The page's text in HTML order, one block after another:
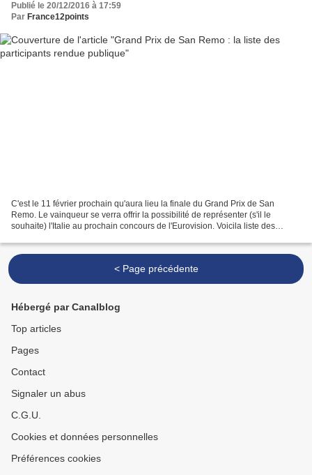
Publié le 20/12/2016 à 17:59
Par France12points
C'est le 11 février prochain qu'aura lieu la finale du Grand Prix de San
Remo. Le vainqueur se verra offrir la possibilité de représenter (s'il le
souhaite) l'Italie au prochain concours de l'Eurovision. Voicila liste des
< Page précédente
Hébergé par Canalblog
Top articles
Pages
Contact
Signaler un abus
C.G.U.
Cookies et données personnelles
Préférences cookies